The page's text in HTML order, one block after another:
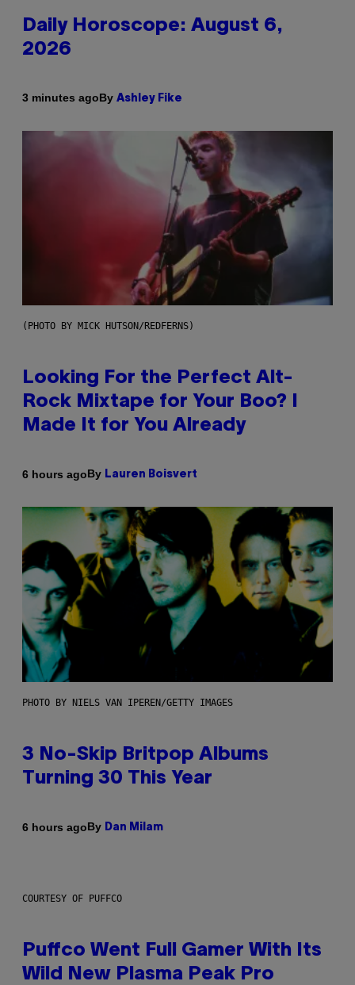
Daily Horoscope: August 6,
2026
3 minutes agoBy Ashley Fike
(PHOTO BY MICK HUTSON/REDFERNS)
Looking For the Perfect Alt-
Rock Mixtape for Your Boo? I
Made It for You Already
6 hours agoBy Lauren Boisvert
PHOTO BY NIELS VAN IPEREN/GETTY IMAGES
3 No-Skip Britpop Albums
Turning 30 This Year
6 hours agoBy Dan Milam
COURTESY OF PUFFCO
Puffco Went Full Gamer With Its
Wild New Plasma Peak Pro